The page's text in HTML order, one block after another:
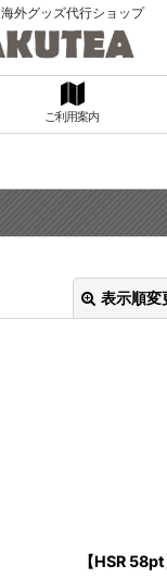
海外グッズ代行ショップ
ご利用案内
表示順変
【HSR